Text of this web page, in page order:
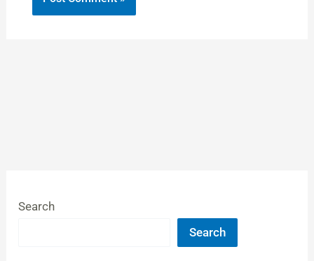
Search
Search